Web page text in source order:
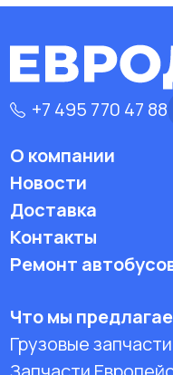
+7 495 770 47 88
О компании
Новости
Доставка
Контакты
Ремонт
Что мы
Грузовые